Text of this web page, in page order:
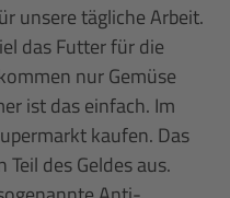
unsere tägliche Arbeit.
das Futter für die
nur Gemüse
ist das einfach. Im
kaufen. Das
des Geldes aus.